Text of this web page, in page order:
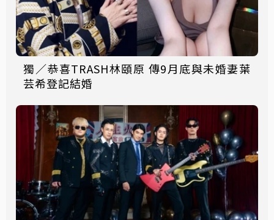
獨／恭喜TRASH林頤原 傳9月底與未婚妻葉
芸希登記結婚